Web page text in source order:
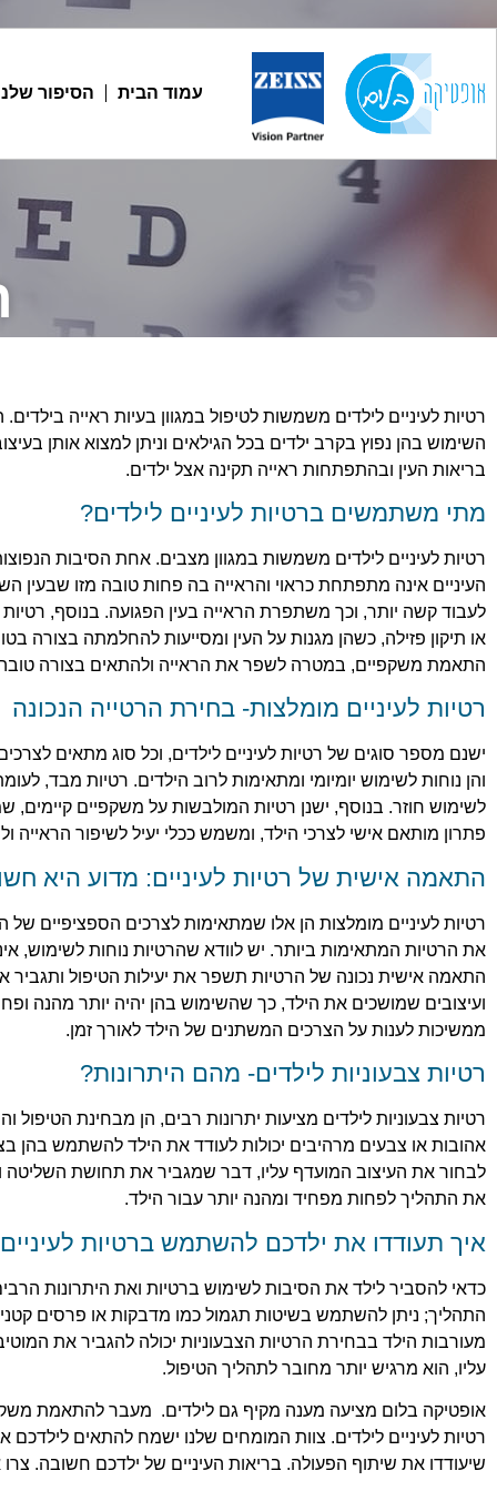
עמוד הבית הסיפור
רטיות לעיניים לילדים משמשות לטיפול במגוון בעיות ראייה
השימוש בהן נפוץ בקרב ילדים בכל הגילאים וניתן למצוא אותן
בריאות העין ובהתפתחות ראייה תקינה אצל ילדים.
מתי משתמשים ברטיות לעיניים לילדים?
רטיות לעיניים לילדים משמשות במגוון מצבים. אחת הסיבות
העיניים אינה מתפתחת כראוי והראייה בה פחות טובה מזו שבעין
לעבוד קשה יותר, וכך משתפרת הראייה בעין הפגועה. בנוסף,
או תיקון פזילה, כשהן מגנות על העין ומסייעות להחלמתה בצורה
התאמת משקפיים, במטרה לשפר את הראייה ולהתאים בצורה
רטיות לעיניים מומלצות- בחירת הרטייה הנכונה
ישנם מספר סוגים של רטיות לעיניים לילדים, וכל סוג מתאים
והן נוחות לשימוש יומיומי ומתאימות לרוב הילדים. רטיות מבד,
לשימוש חוזר. בנוסף, ישנן רטיות המולבשות על משקפיים
פתרון מותאם אישי לצרכי הילד, ומשמש ככלי יעיל לשיפור הראייה
התאמה אישית של רטיות לעיניים: מדוע היא
רטיות לעיניים מומלצות הן אלו שמתאימות לצרכים הספציפיים
את הרטיות המתאימות ביותר. יש לוודא שהרטיות נוחות לשימוש,
התאמה אישית נכונה של הרטיות תשפר את יעילות הטיפול
ועיצובים שמושכים את הילד, כך שהשימוש בהן יהיה יותר מהנה
ממשיכות לענות על הצרכים המשתנים של הילד לאורך זמן.
רטיות צבעוניות לילדים- מהם היתרונות?
רטיות צבעוניות לילדים מציעות יתרונות רבים, הן מבחינת
אהובות או צבעים מרהיבים יכולות לעודד את הילד להשתמש בהן
לבחור את העיצוב המועדף עליו, דבר שמגביר את תחושת השליטה
את התהליך לפחות מפחיד ומהנה יותר עבור הילד.
איך תעודדו את ילדכם להשתמש ברטיות
כדאי להסביר לילד את הסיבות לשימוש ברטיות ואת היתרונות
התהליך; ניתן להשתמש בשיטות תגמול כמו מדבקות או פרסים
מעורבות הילד בבחירת הרטיות הצבעוניות יכולה להגביר את
עליו, הוא מרגיש יותר מחובר לתהליך הטיפול.
אופטיקה בלום מציעה מענה מקיף גם לילדים. מעבר להתאמת
רטיות לעיניים לילדים. צוות המומחים שלנו ישמח להתאים לילדכם
שיעודדו את שיתוף הפעולה. בריאות העיניים של ילדכם חשובה.